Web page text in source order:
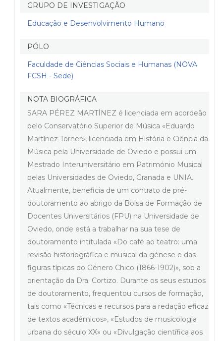
GRUPO DE INVESTIGAÇÃO
Educação e Desenvolvimento Humano
PÓLO
Faculdade de Ciências Sociais e Humanas (NOVA
FCSH - Sede)
NOTA BIOGRÁFICA
SARA PÉREZ MARTÍNEZ é licenciada em acordeão
pelo Conservatório Superior de Música «Eduardo
Martínez Torner», licenciada em História e Ciência da
Música pela Universidade de Oviedo e possui um
Mestrado Interuniversitário em Património Musical
pelas Universidades de Oviedo, Granada e UNIA.
Atualmente, beneficia de um contrato de pré-
doutoramento ao abrigo da Bolsa de Formação de
Docentes Universitários (FPU) na Universidade de
Oviedo, onde está a trabalhar na sua tese de
doutoramento intitulada «Do café ao teatro: uma
revisão historiográfica e musical da génese e das
figuras típicas do Género Chico (1866-1902)», sob a
orientação da Dra. Cortizo. Durante os seus estudos
de doutoramento, frequentou cursos de formação,
tais como «Técnicas e recursos para a redação eficaz
de textos académicos», «Estudos de musicologia
urbana do século XX» ou «Divulgação científica aos